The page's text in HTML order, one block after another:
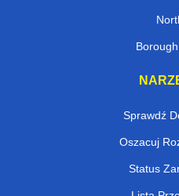
Sprawdź
Oszacuj
Status